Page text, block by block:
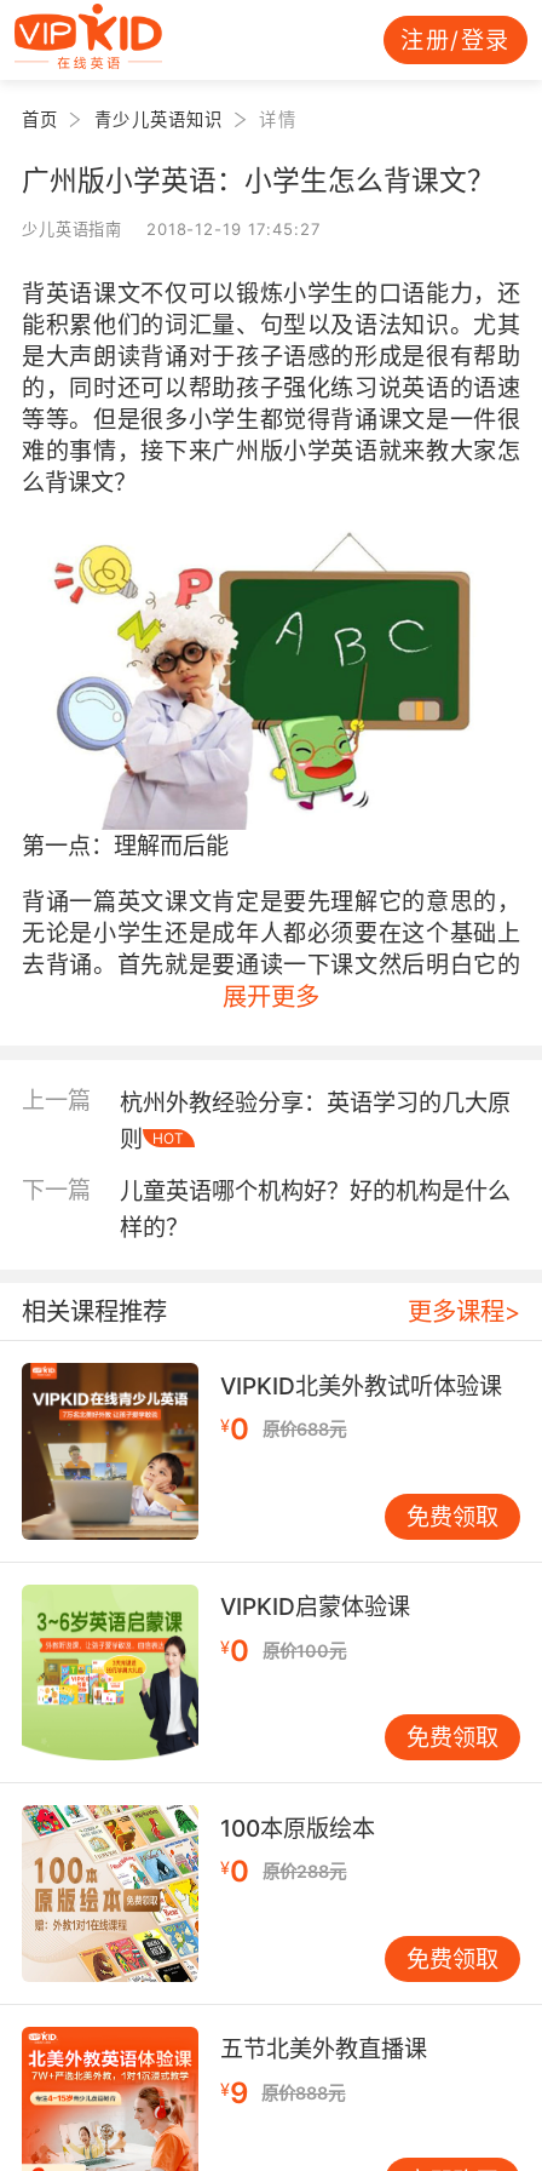
注册/登录
首页 青少儿英语知识 详情
广州版小学英语：小学生怎么背课文？
少儿英语指南 2018-12-19 17:45:27
背英语课文不仅可以锻炼小学生的口语能力，还
能积累他们的词汇量、句型以及语法知识。尤其
是大声朗读背诵对于孩子语感的形成是很有帮助
的，同时还可以帮助孩子强化练习说英语的语速
等等。但是很多小学生都觉得背诵课文是一件很
难的事情，接下来广州版小学英语就来教大家怎
么背课文？
第一点：理解而后能
背诵一篇英文课文肯定是要先理解它的意思的，
无论是小学生还是成年人都必须要在这个基础上
去背诵。首先就是要通读一下课文然后明白它的
大体意思，要知道它主要表达的中心意思是什
说的对象是什么以及不同方面都有哪些特质，若
是议论文的话就要弄明白所讨论的问题以及主要
的论点、论据以及论证上面的关系是什么样的。
广州版小学英语认为这样在背诵的时候小学生可
以做到心中有数，那么背诵起来就会简单很多。
一般来说小学生背诵的课文都不会太难，并且文
章一旦背诵下来就可以记很长时间，同时也会对
日后的英语学习带来比较大的帮助。所以广州版
小学英语建议大家一定要背诵一些典型而纯的文
章，对于小学生来说有代表性的文章让他们受益
一生，除了课本之外像是《新概念英语》就很不
错。
第三点：先听后背
因为背书对于孩子的锻炼是全方面的，因此在背
之前一定要听正版的发音，这样孩子在读的时候
才能将音发准确，那么对于他们听力和口语的锻
炼都是很有帮助的。并且对于那些正版的磁带也
要反复地听，这样才能模仿他们地道的发音。
最后一点就是背诵课文也要讲究从易到难、从短
到长，广州版小学英语认为小学生的英语学习肯
定是要循序渐进的，这样孩子才能慢慢建立起自
信去进行有难度的英语学习。
展开更多
上一篇
杭州外教经验分享：英语学习的几大原
则
HOT
下一篇
儿童英语哪个机构好？好的机构是什么
样的？
相关课程推荐 更多课程>
VIPKID北美外教试听体验课
¥0 原价688元
免费领取
VIPKID启蒙体验课
¥0 原价100元
免费领取
100本原版绘本
¥0 原价288元
免费领取
五节北美外教直播课
¥9 原价888元